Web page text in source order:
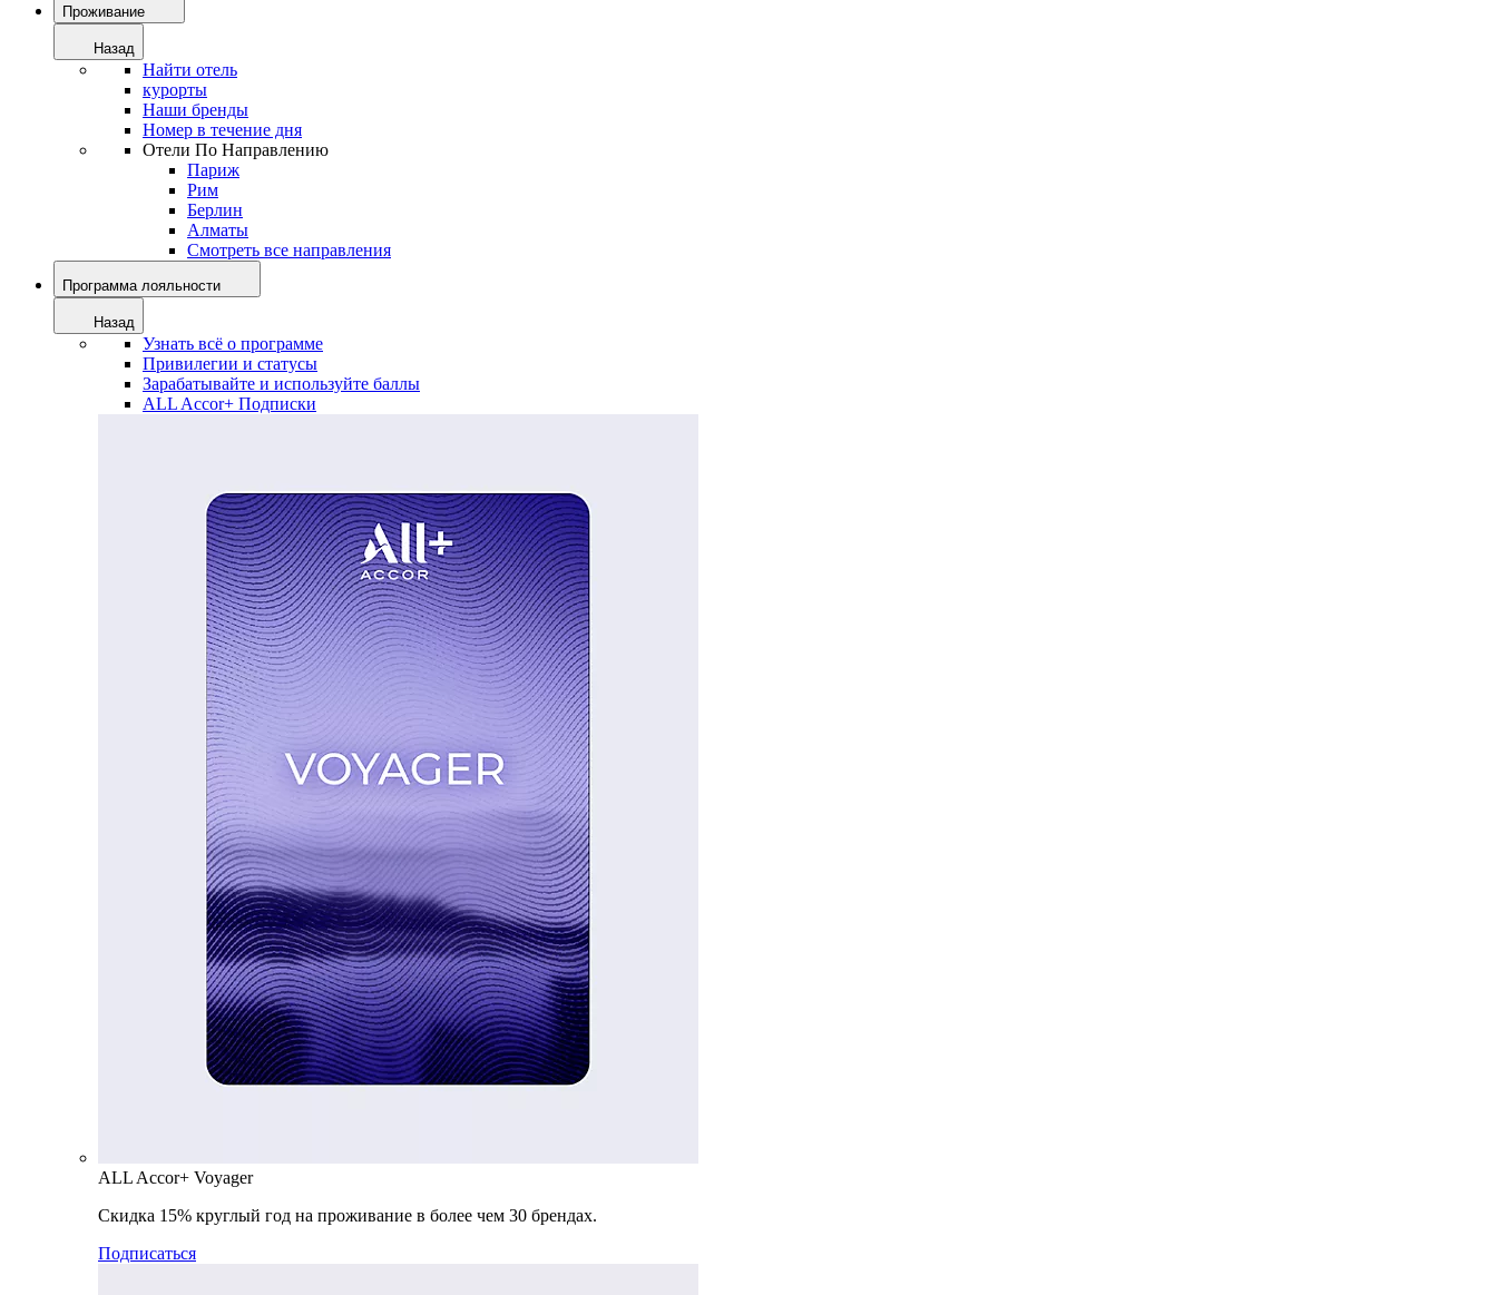
Проживание
Назад
Найти отель
курорты
Наши бренды
Номер в течение дня
Отели По Направлению
Париж
Рим
Берлин
Алматы
Смотреть все направления
Программа лояльности
Назад
Узнать всё о программе
Привилегии и статусы
Зарабатывайте и используйте баллы
ALL Accor+ Подписки
ALL Accor+ Voyager
Скидка 15% круглый год на проживание в более чем 30 брендах.
Подписаться